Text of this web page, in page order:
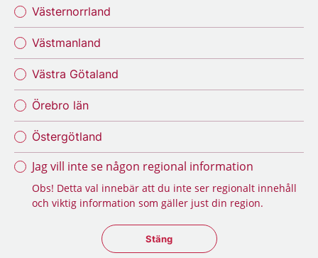
Västernorrland
Västmanland
Västra Götaland
Örebro län
Östergötland
Jag vill inte se någon regional information
Obs! Detta val innebär att du inte ser regionalt innehåll
och viktig information som gäller just din region.
Stäng regionsväljaren
Stäng